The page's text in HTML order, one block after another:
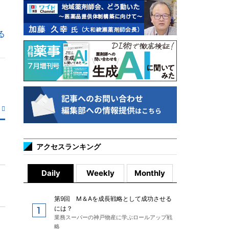
アクセスランキング
Daily Weekly Monthly
第9回 M＆Aを成長戦略として成功させる
には？
業務スーパーの神戸物産に学ぶロールアップ戦
略